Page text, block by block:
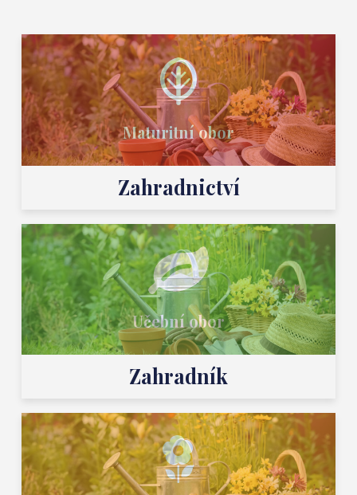
Maturitní obor
Zahradnictví
Učební obor
Zahradník